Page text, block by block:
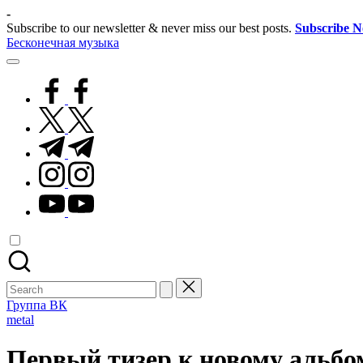
Skip
to
content
-
Subscribe to our newsletter & never miss our best posts. Subscribe
Бесконечная музыка
facebook.com
twitter.com
t.me
instagram.com
youtube.com
Search
for:
Группа ВК
Posted
metal